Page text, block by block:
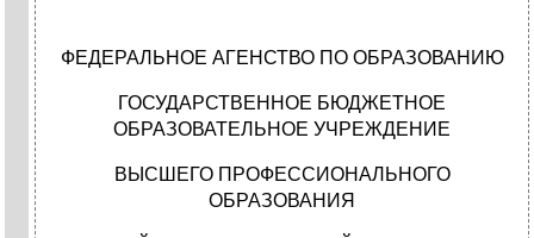
ФЕДЕРАЛЬНОЕ АГЕНСТВО ПО ОБРАЗОВАНИЮ
ГОСУДАРСТВЕННОЕ БЮДЖЕТНОЕ
ОБРАЗОВАТЕЛЬНОЕ УЧРЕЖДЕНИЕ
ВЫСШЕГО ПРОФЕССИОНАЛЬНОГО
ОБРАЗОВАНИЯ